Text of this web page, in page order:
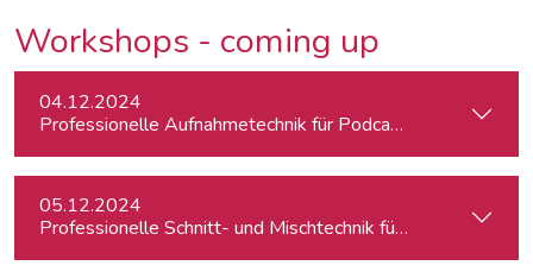
Workshops - coming up
04.12.2024
Professionelle Aufnahmetechnik für Podcasts
05.12.2024
Professionelle Schnitt- und Mischtechnik für Podcasts